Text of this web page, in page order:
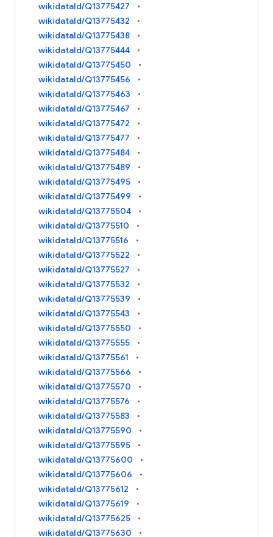
wikidataId/Q13775427
wikidataId/Q13775432
wikidataId/Q13775438
wikidataId/Q13775444
wikidataId/Q13775450
wikidataId/Q13775456
wikidataId/Q13775463
wikidataId/Q13775467
wikidataId/Q13775472
wikidataId/Q13775477
wikidataId/Q13775484
wikidataId/Q13775489
wikidataId/Q13775495
wikidataId/Q13775499
wikidataId/Q13775504
wikidataId/Q13775510
wikidataId/Q13775516
wikidataId/Q13775522
wikidataId/Q13775527
wikidataId/Q13775532
wikidataId/Q13775539
wikidataId/Q13775543
wikidataId/Q13775550
wikidataId/Q13775555
wikidataId/Q13775561
wikidataId/Q13775566
wikidataId/Q13775570
wikidataId/Q13775576
wikidataId/Q13775583
wikidataId/Q13775590
wikidataId/Q13775595
wikidataId/Q13775600
wikidataId/Q13775606
wikidataId/Q13775612
wikidataId/Q13775619
wikidataId/Q13775625
wikidataId/Q13775630